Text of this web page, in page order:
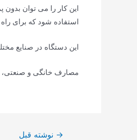
استفاده شود که برای
این دستگاه در صنایع
مصارف خانگی و صنعتی،
راهبری
→ نوشته قبل